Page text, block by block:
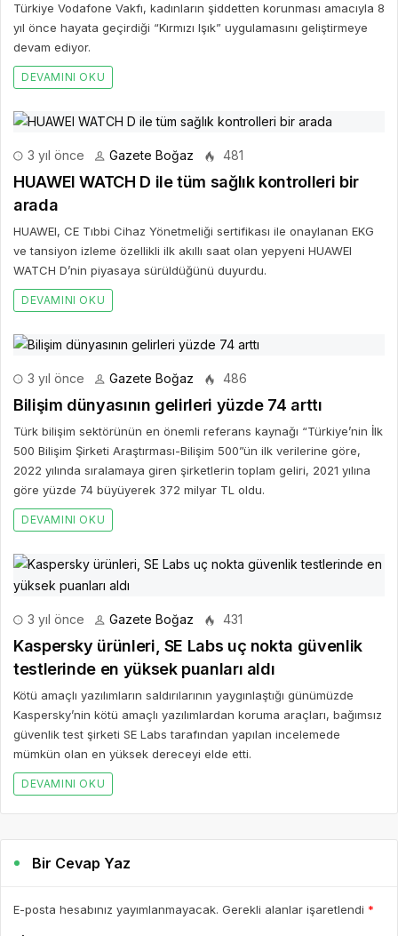
Türkiye Vodafone Vakfı, kadınların şiddetten korunması amacıyla 8
yıl önce hayata geçirdiği “Kırmızı Işık” uygulamasını geliştirmeye
devam ediyor.
DEVAMINI OKU
3 yıl önce Gazete Boğaz 481
HUAWEI WATCH D ile tüm sağlık kontrolleri bir
arada
HUAWEI, CE Tıbbi Cihaz Yönetmeliği sertifikası ile onaylanan EKG
ve tansiyon izleme özellikli ilk akıllı saat olan yepyeni HUAWEI
WATCH D’nin piyasaya sürüldüğünü duyurdu.
DEVAMINI OKU
3 yıl önce Gazete Boğaz 486
Bilişim dünyasının gelirleri yüzde 74 arttı
Türk bilişim sektörünün en önemli referans kaynağı “Türkiye’nin İlk
500 Bilişim Şirketi Araştırması-Bilişim 500”ün ilk verilerine göre,
2022 yılında sıralamaya giren şirketlerin toplam geliri, 2021 yılına
göre yüzde 74 büyüyerek 372 milyar TL oldu.
DEVAMINI OKU
3 yıl önce Gazete Boğaz 431
Kaspersky ürünleri, SE Labs uç nokta güvenlik
testlerinde en yüksek puanları aldı
Kötü amaçlı yazılımların saldırılarının yaygınlaştığı günümüzde
Kaspersky’nin kötü amaçlı yazılımlardan koruma araçları, bağımsız
güvenlik test şirketi SE Labs tarafından yapılan incelemede
mümkün olan en yüksek dereceyi elde etti.
DEVAMINI OKU
Bir Cevap Yaz
E-posta hesabınız yayımlanmayacak. Gerekli alanlar işaretlendi *